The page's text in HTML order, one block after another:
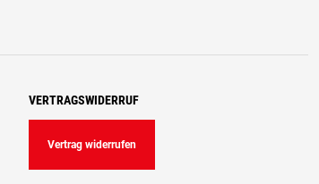
VERTRAGSWIDERRUF
Vertrag widerrufen